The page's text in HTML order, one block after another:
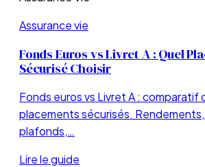
Assurance vie
Fonds Euros vs Livret A : Quel
Sécurisé Choisir
Fonds euros vs Livret A : comparatif
placements sécurisés.
plafonds,…
Lire le guide